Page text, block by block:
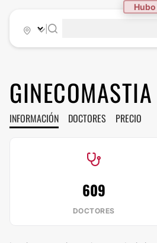
GINECOMASTIA
INFORMACIÓN DOCTORES PRECIO
609
DOCTORES